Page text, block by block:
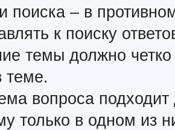
поиска – в
к поиску
темы должно
теме.
вопроса
только в одном из